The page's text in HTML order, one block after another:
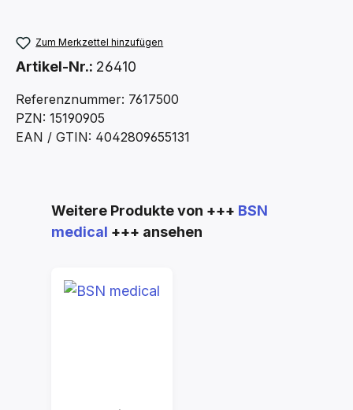
Zum Merkzettel hinzufügen
Artikel-Nr.: 26410
Referenznummer: 7617500
PZN: 15190905
EAN / GTIN: 4042809655131
Produktgalerie überspringen
Weitere Produkte von +++ BSN
medical +++ ansehen